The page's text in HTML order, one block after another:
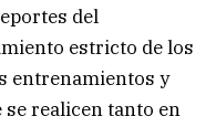
del
estricto de los
entrenamientos y
realicen tanto en